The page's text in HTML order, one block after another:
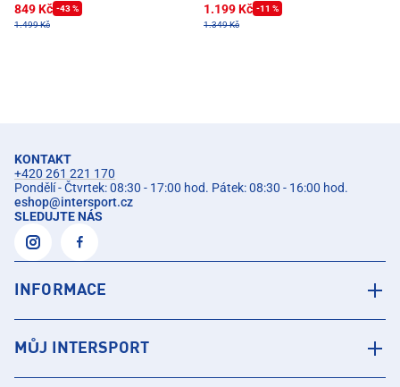
849 Kč -43 %
1.499 Kč
1.199 Kč -11 %
1.349 Kč
KONTAKT
+420 261 221 170
Pondělí - Čtvrtek: 08:30 - 17:00 hod. Pátek: 08:30 - 16:00 hod.
eshop@intersport.cz
SLEDUJTE NÁS
INFORMACE
MŮJ INTERSPORT